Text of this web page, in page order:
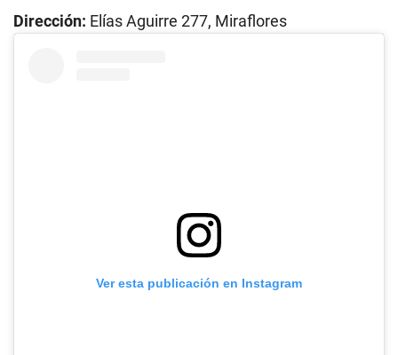
Dirección: Elías Aguirre 277, Miraflores
Ver esta publicación en Instagram